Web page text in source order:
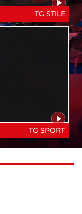
TG STILE
TG SPORT